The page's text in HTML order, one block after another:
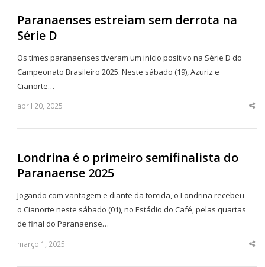
Paranaenses estreiam sem derrota na
Série D
Os times paranaenses tiveram um início positivo na Série D do
Campeonato Brasileiro 2025. Neste sábado (19), Azuriz e
Cianorte…
abril 20, 2025
Londrina é o primeiro semifinalista do
Paranaense 2025
Jogando com vantagem e diante da torcida, o Londrina recebeu
o Cianorte neste sábado (01), no Estádio do Café, pelas quartas
de final do Paranaense…
março 1, 2025